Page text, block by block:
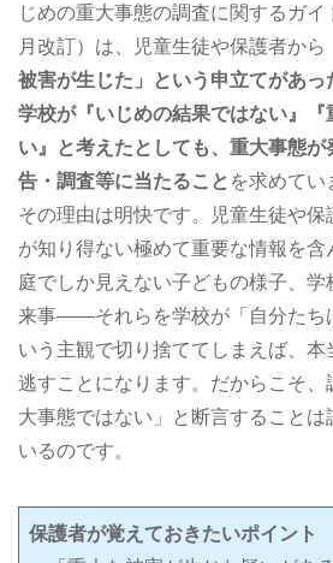
じめの重大事態の調査に関するガ
月改訂）は、児童生徒や保護者から
被害が生じた」という申立てがあ
学校が『いじめの結果ではない』『
い』と考えたとしても、重大事態
告・調査等に当たること を求めてい
その理由は明快です。児童生徒や
が知り得ない極めて重要な情報を
庭でしか見えない子どもの様子、学
来事――それらを学校が「自分たち
いう主観で切り捨ててしまえば、
逃すことになります。だからこそ、
大事態ではない」と断言することは
いるのです。
保護者が覚えておきたいポイント